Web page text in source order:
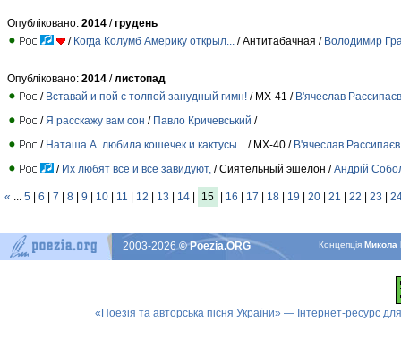
Опубліковано: 2014 /грудень
/ Когда Колумб Америку открыл... / Антитабачная / Володимир
Опубліковано: 2014 /листопад
/ Вставай и пой с толпой занудный гимн! / МХ-41 / В'ячеслав Рассипаєв
/ Я расскажу вам сон / Павло Кричевський /
/ Наташа А. любила кошечек и кактусы... / МХ-40 / В'ячеслав Рассипаєв
/ Их любят все и все завидуют, / Cиятельный эшелон /Андрій
« 5 | 6 | 7 | 8 | 9 | 10 | 11 | 12 | 13 | 14 | 15 | 16 | 17 | 18 | 19 | 20 | 21 | 22 | 23 |
КонцепцiяМикола
2003-2026© Poezia.ORG
«Поезія та авторська пісня України» — Інтернет-ресурс